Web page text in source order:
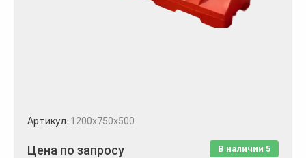
Артикул: 1200х750х500
В наличии 5
Цена по запросу